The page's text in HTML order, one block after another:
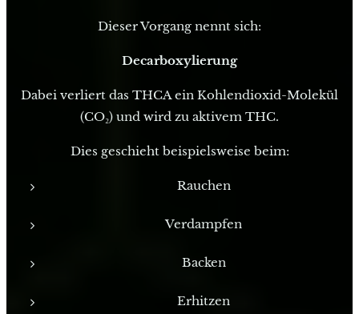
Dieser Vorgang nennt sich:
Decarboxylierung
Dabei verliert das THCA ein Kohlendioxid-Molekül
(CO₂) und wird zu aktivem THC.
Dies geschieht beispielsweise beim:
Rauchen
Verdampfen
Backen
Erhitzen